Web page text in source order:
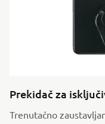
Prekidač za
Trenutačno